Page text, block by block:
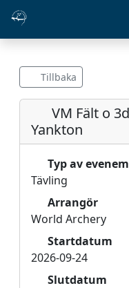
Tillbaka
VM Fält o 3d
Yankton
Typ av
Tävling
Arrangör
World Archery
Startdatum
2026-09-24
Slutdatum